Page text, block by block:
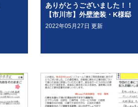
ありがとうございました！！
【市川市】外壁塗装・K様邸
2022年05月27日 更新